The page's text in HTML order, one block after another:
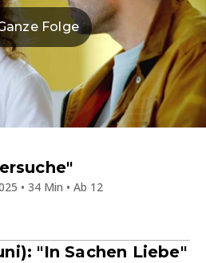
Folge
• 34 Min • Ab 12
"In Sachen Liebe"